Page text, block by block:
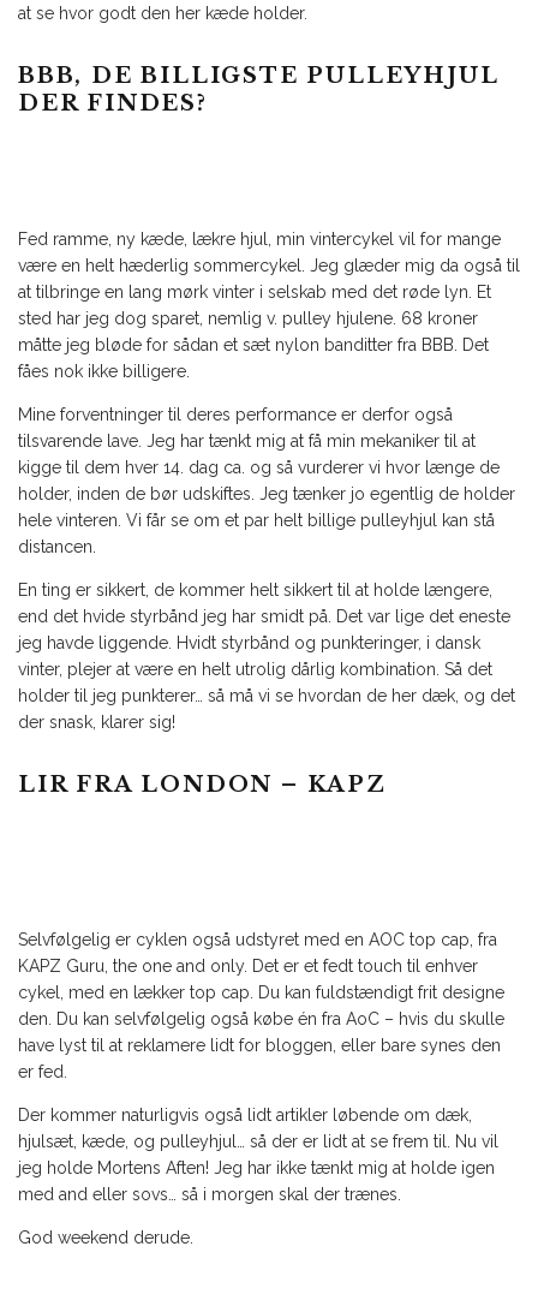
at se hvor godt den her kæde holder.
BBB, DE BILLIGSTE PULLEYHJUL
DER FINDES?
Fed ramme, ny kæde, lækre hjul, min vintercykel vil for mange
være en helt hæderlig sommercykel. Jeg glæder mig da også til
at tilbringe en lang mørk vinter i selskab med det røde lyn. Et
sted har jeg dog sparet, nemlig v. pulley hjulene. 68 kroner
måtte jeg bløde for sådan et sæt nylon banditter fra BBB. Det
fåes nok ikke billigere.
Mine forventninger til deres performance er derfor også
tilsvarende lave. Jeg har tænkt mig at få min mekaniker til at
kigge til dem hver 14. dag ca. og så vurderer vi hvor længe de
holder, inden de bør udskiftes. Jeg tænker jo egentlig de holder
hele vinteren. Vi får se om et par helt billige pulleyhjul kan stå
distancen.
En ting er sikkert, de kommer helt sikkert til at holde længere,
end det hvide styrbånd jeg har smidt på. Det var lige det eneste
jeg havde liggende. Hvidt styrbånd og punkteringer, i dansk
vinter, plejer at være en helt utrolig dårlig kombination. Så det
holder til jeg punkterer… så må vi se hvordan de her dæk, og det
der snask, klarer sig!
LIR FRA LONDON – KAPZ
Selvfølgelig er cyklen også udstyret med en AOC top cap, fra
KAPZ Guru, the one and only. Det er et fedt touch til enhver
cykel, med en lækker top cap. Du kan fuldstændigt frit designe
den. Du kan selvfølgelig også købe én fra AoC – hvis du skulle
have lyst til at reklamere lidt for bloggen, eller bare synes den
er fed.
Der kommer naturligvis også lidt artikler løbende om dæk,
hjulsæt, kæde, og pulleyhjul… så der er lidt at se frem til. Nu vil
jeg holde Mortens Aften! Jeg har ikke tænkt mig at holde igen
med and eller sovs… så i morgen skal der trænes.
God weekend derude.